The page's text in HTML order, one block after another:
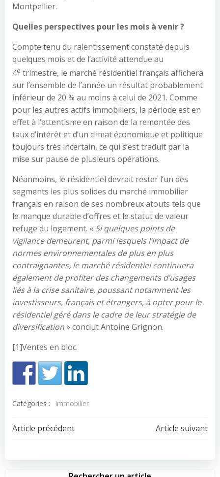
Montpellier.
Quelles perspectives pour les mois à venir ?
Compte tenu du ralentissement constaté depuis
quelques mois et de l’activité attendue au
4e trimestre, le marché résidentiel français affichera
sur l’ensemble de l’année un résultat probablement
inférieur de 20 % au moins à celui de 2021. Comme
pour les autres actifs immobiliers, la période est en
effet à l’attentisme en raison de la remontée des
taux d’intérêt et d’un climat économique et politique
toujours très incertain, ce qui s’est traduit par la
mise sur pause de plusieurs opérations.
Néanmoins, le résidentiel devrait rester l’un des
segments les plus solides du marché immobilier
français en raison de ses nombreux atouts tels que
le manque durable d’offres et le statut de valeur
refuge du logement. « Si quelques points de
vigilance demeurent, parmi lesquels l’impact de
normes environnementales de plus en plus
contraignantes, le marché résidentiel continuera
également de profiter des changements d’usages
liés à la crise sanitaire, poussant notamment les
investisseurs, français et étrangers, à opter pour le
résidentiel géré dans le cadre de leur stratégie de
diversification» conclut Antoine Grignon.
[1]Ventes en bloc.
Catégories : Immobilier
Navigation
de
Article précédent
Navigation
de
Article suivant